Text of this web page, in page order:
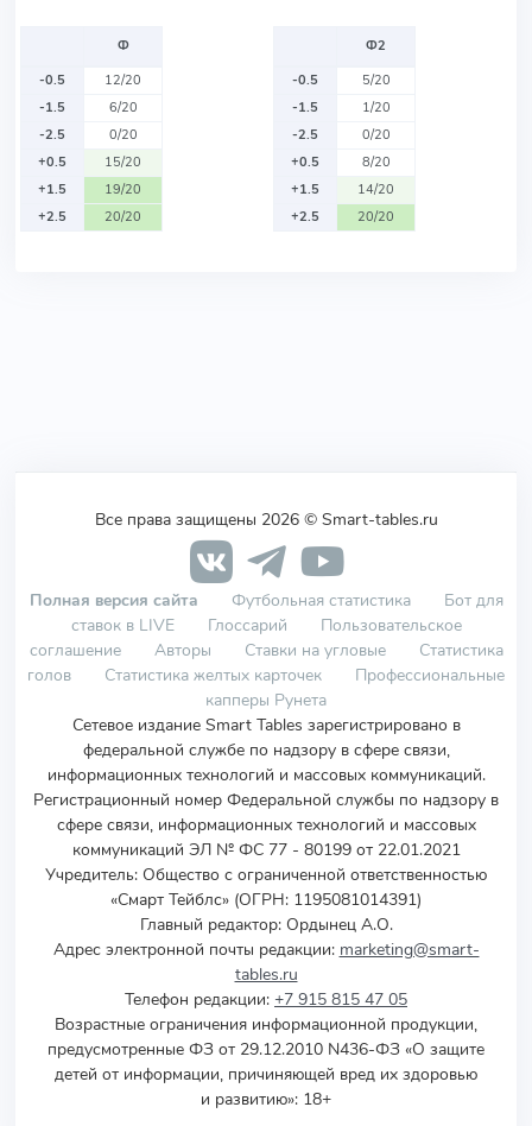
Ф
-0.5
12/20
-1.5
6/20
-2.5
0/20
+0.5
15/20
+1.5
19/20
+2.5
20/20
Ф2
-0.5
5/20
-1.5
1/20
-2.5
0/20
+0.5
8/20
+1.5
14/20
+2.5
20/20
Все права защищены 2026 © Smart-tables.ru
Полная версия сайта Футбольная статистика
Бот для
ставок в LIVE
Глоссарий
Пользовательское
соглашение
Авторы Ставки на угловые
Статистика
голов
Статистика желтых карточек
Профессиональные
капперы Рунета
Сетевое издание Smart Tables зарегистрировано в
федеральной службе по надзору в сфере связи,
информационных технологий и массовых коммуникаций.
Регистрационный номер Федеральной службы по надзору в
сфере связи, информационных технологий и массовых
коммуникаций ЭЛ № ФС 77 - 80199 от 22.01.2021
Учредитель: Общество с ограниченной ответственностью
«Смарт Тейблс» (ОГРН: 1195081014391)
Главный редактор: Ордынец А.О.
Адрес электронной почты редакции: marketing@smart-
tables.ru
Телефон редакции: +7 915 815 47 05
Возрастные ограничения информационной продукции,
предусмотренные ФЗ от 29.12.2010 N436-ФЗ «О защите
детей от информации, причиняющей вред их здоровью
и развитию»: 18+